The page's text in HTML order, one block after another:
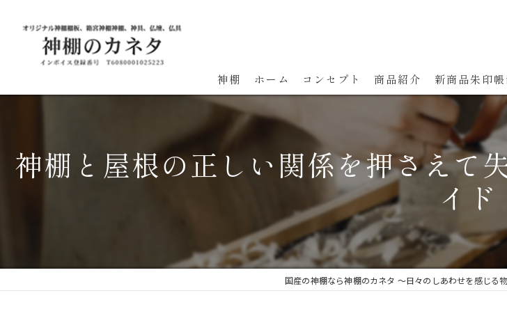
神棚 ホーム コンセプト 商品紹介 新商品朱印
神棚と屋根の正しい関係を押さえて
イド
国産の神棚なら神棚のカネタ ～日々のしあわせを感じる